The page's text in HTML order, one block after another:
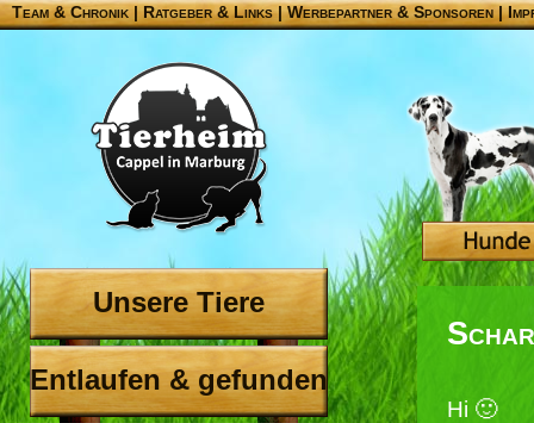
Team & Chronik |Ratgeber & Links|Werbepartner & Sponsoren|
Unsere Tiere
Entlaufen & gefunden
Hi 🙂